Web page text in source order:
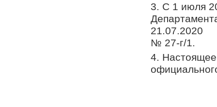
3. С 1 июля
21.07.2020
№ 27-г/1.
4. Настоящее